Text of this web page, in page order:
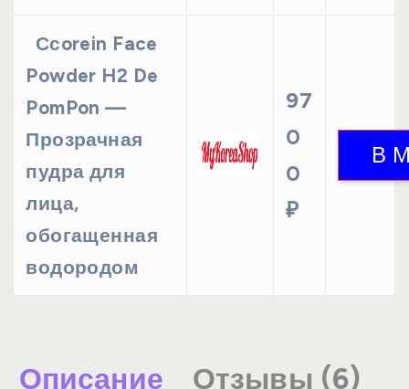
Ссorein Face
Powder H2 De
PomPon —
Прозрачная
пудра для
лица,
обогащенная
водородом
97
0
0
₽
Описание Отзывы (6)